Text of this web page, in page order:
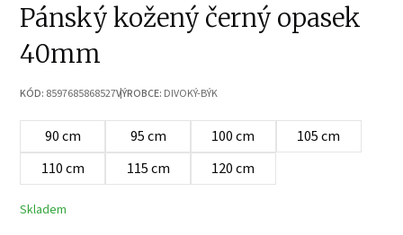
Pánský kožený černý opasek
40mm
KÓD: 8597685868527VÝROBCE: DIVOKÝ-BÝK
90 cm 95 cm 100 cm
105 cm
110 cm
115 cm 120 cm
Skladem